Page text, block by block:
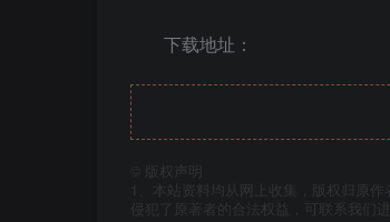
下载地址：
版权声明
1、本站资料均从网上收集，版权归原
侵犯了原著者的合法权益，可联系我们进